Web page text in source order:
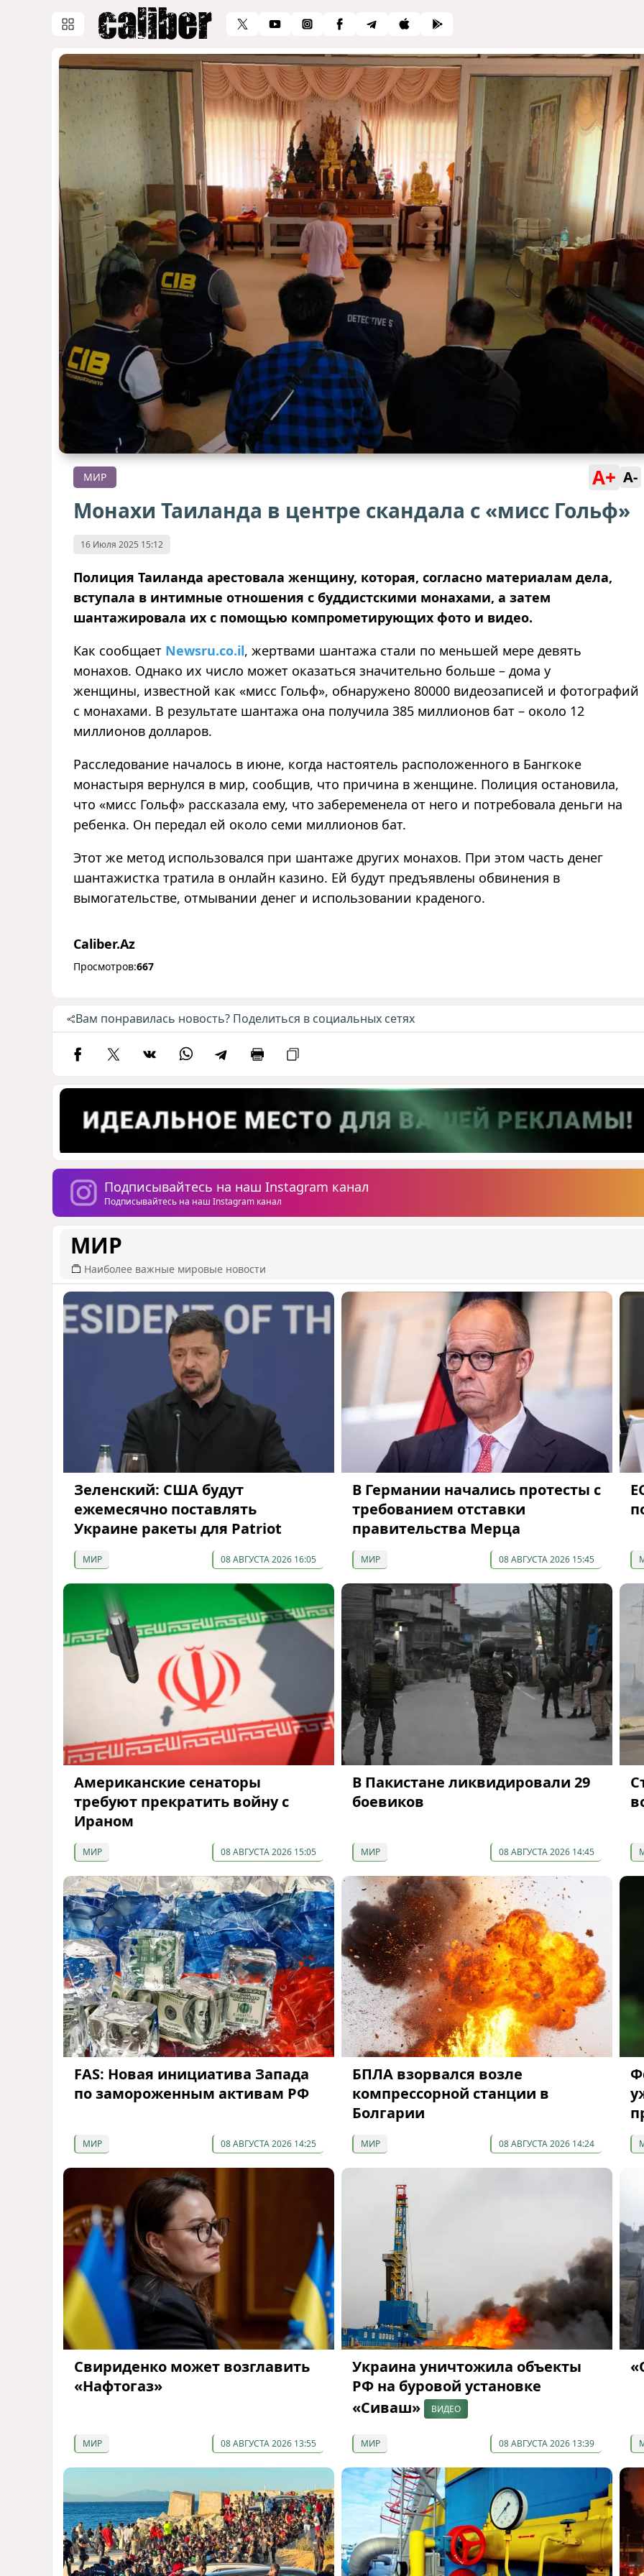
МИР A+ A-
Монахи Таиланда в центре скандала с «мисс Гольф»
16 Июля 2025 15:12
Полиция Таиланда арестовала женщину, которая, согласно материалам дела,
вступала в интимные отношения с буддистскими монахами, а затем
шантажировала их с помощью компрометирующих фото и видео.
Как сообщает Newsru.co.il, жертвами шантажа стали по меньшей мере девять
монахов. Однако их число может оказаться значительно больше – дома у
женщины, известной как «мисс Гольф», обнаружено 80000 видеозаписей и фотографий
с монахами. В результате шантажа она получила 385 миллионов бат – около 12
миллионов долларов.
Расследование началось в июне, когда настоятель расположенного в Бангкоке
монастыря вернулся в мир, сообщив, что причина в женщине. Полиция остановила,
что «мисс Гольф» рассказала ему, что забеременела от него и потребовала деньги на
ребенка. Он передал ей около семи миллионов бат.
Этот же метод использовался при шантаже других монахов. При этом часть денег
шантажистка тратила в онлайн казино. Ей будут предъявлены обвинения в
вымогательстве, отмывании денег и использовании краденого.
Caliber.Az
Просмотров:667
Вам понравилась новость? Поделиться в социальных сетях
Подписывайтесь на наш Instagram канал
Подписывайтесь на наш Instagram канал
МИР
Наиболее важные мировые новости
Зеленский: США будут
ежемесячно поставлять
Украине ракеты для Patriot
МИР 08 АВГУСТА 2026 16:05
В Германии начались протесты с
требованием отставки
правительства Мерца
МИР 08 АВГУСТА 2026 15:45
Американские сенаторы
требуют прекратить войну с
Ираном
МИР 08 АВГУСТА 2026 15:05
В Пакистане ликвидировали 29
боевиков
МИР 08 АВГУСТА 2026 14:45
FAS: Новая инициатива Запада
по замороженным активам РФ
МИР 08 АВГУСТА 2026 14:25
БПЛА взорвался возле
компрессорной станции в
Болгарии
МИР 08 АВГУСТА 2026 14:24
Свириденко может возглавить
«Нафтогаз»
МИР 08 АВГУСТА 2026 13:55
Украина уничтожила объекты
РФ на буровой установке
«Сиваш»
ВИДЕО
МИР 08 АВГУСТА 2026 13:39